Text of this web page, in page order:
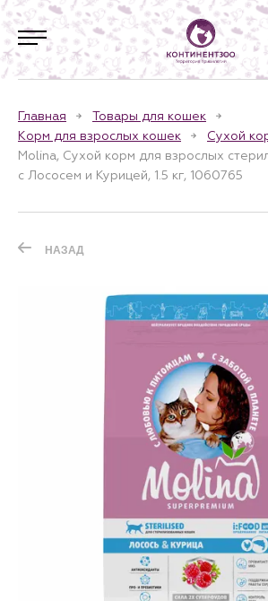
Главная
Товары для кошек
Корм для взрослых кошек
Сухой
Molina, Сухой корм для взрослых
с Лососем и Курицей, 1.5 кг, 1060765
НАЗАД